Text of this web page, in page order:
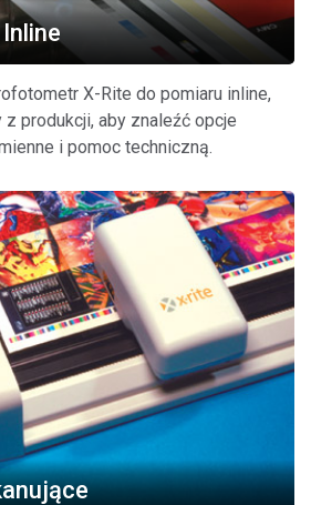
X-Rite do pomiaru inline,
z produkcji, aby znaleźć opcje
i pomoc techniczną.